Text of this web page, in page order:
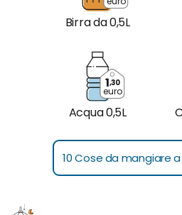
Birra da 0,5L
Acqua 0,5L
1,30
euro
10 Cose da mangiare